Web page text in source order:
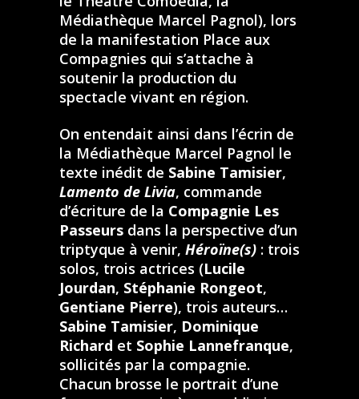
Médiathèque Marcel Pagnol), lors
de la manifestation Place aux
Compagnies qui s’attache à
soutenir la production du
spectacle vivant en région.
On entendait ainsi dans l’écrin de
la Médiathèque Marcel Pagnol le
texte inédit de Sabine Tamisier,
Lamento de Livia, commande
d’écriture de la Compagnie Les
Passeurs dans la perspective d’un
triptyque à venir, Héroïne(s) : trois
solos, trois actrices (Lucile
Jourdan, Stéphanie Rongeot,
Gentiane Pierre), trois auteurs…
Sabine Tamisier, Dominique
Richard et Sophie Lannefranque,
sollicités par la compagnie.
Chacun brosse le portrait d’une